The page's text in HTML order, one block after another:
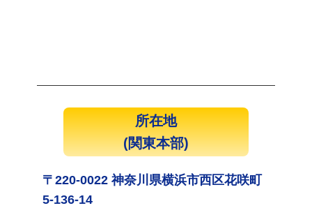
所在地
(関東本部)
〒220-0022 神奈川県横浜市西区花咲町
5-136-14